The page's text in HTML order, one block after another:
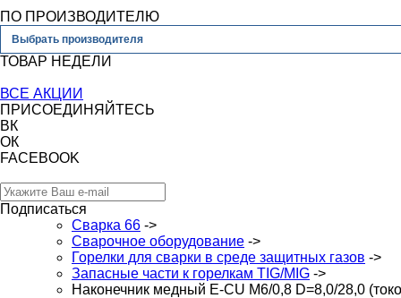
ПО ПРОИЗВОДИТЕЛЮ
Выбрать производителя
ТОВАР НЕДЕЛИ
ВСЕ АКЦИИ
ПРИСОЕДИНЯЙТЕСЬ
ВК
ОК
FACEBOOK
Подписаться
Сварка 66 ->
Сварочное оборудование ->
Горелки для сварки в среде защитных газов ->
Запасные части к горелкам TIG/MIG ->
Наконечник медный E-CU М6/0,8 D=8,0/28,0